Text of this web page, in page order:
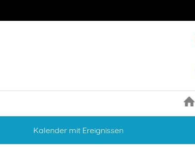
Kalender mit Ereignissen